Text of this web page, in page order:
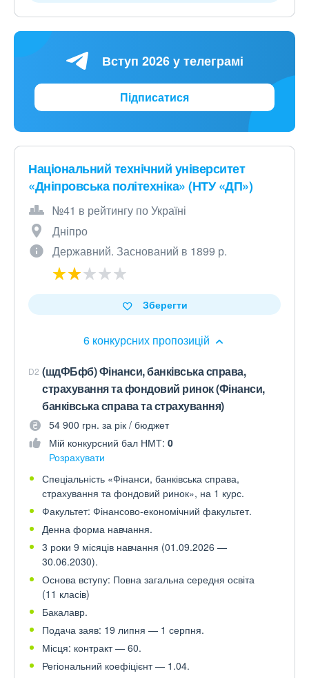
Вступ 2026 у телеграмі
Підписатися
Національний технічний університет
«Дніпровська політехніка» (НТУ «ДП»)
№41 в рейтингу по Україні
Дніпро
Державний. Заснований в 1899 р.
6 конкурсних пропозицій
Зберегти
D2 (шдФБфб) Фінанси, банківська справа,
страхування та фондовий ринок (Фінанси,
банківська справа та страхування)
54 900 грн. за рік / бюджет
Мій конкурсний бал НМТ: 0
Розрахувати
Спеціальність «Фінанси, банківська справа,
страхування та фондовий ринок», на 1 курс.
Факультет: Фінансово-економічний факультет.
Денна форма навчання.
3 роки 9 місяців навчання (01.09.2026 —
30.06.2030).
Основа вступу: Повна загальна середня освіта
(11 класів)
Бакалавр.
Подача заяв: 19 липня — 1 серпня.
Місця: контракт — 60.
Регіональний коефіцієнт — 1.04.